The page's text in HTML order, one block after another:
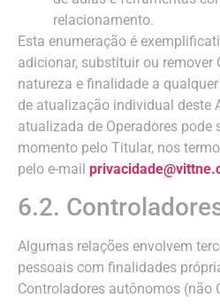
relacionamento.
Esta enumeração é
adicionar, substituir ou remover
natureza e finalidade a
de atualização individual deste
atualizada de Operadores pode
momento pelo Titular, nos
pelo e-mail
6.2.
Algumas relações envolvem
pessoais com finalidades
Controladores autônomos (não